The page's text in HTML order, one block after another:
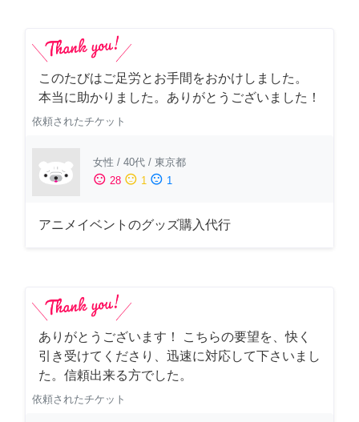
このたびはご足労とお手間をおかけしました。
本当に助かりました。ありがとうございました！
依頼されたチケット
女性 / 40代 / 東京都
sentiment_satisfied 28 sentiment_neutral 1 sentiment_dissatisfied 1
アニメイベントのグッズ購入代行
ありがとうございます！ こちらの要望を、快く
引き受けてくださり、迅速に対応して下さいまし
た。信頼出来る方でした。
依頼されたチケット